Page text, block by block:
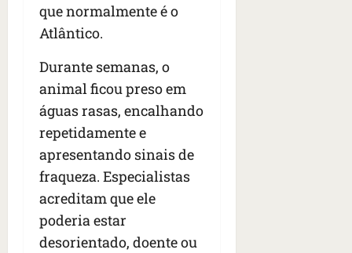
que normalmente é o
Atlântico.
Durante semanas, o
animal ficou preso em
águas rasas, encalhando
repetidamente e
apresentando sinais de
fraqueza. Especialistas
acreditam que ele
poderia estar
desorientado, doente ou